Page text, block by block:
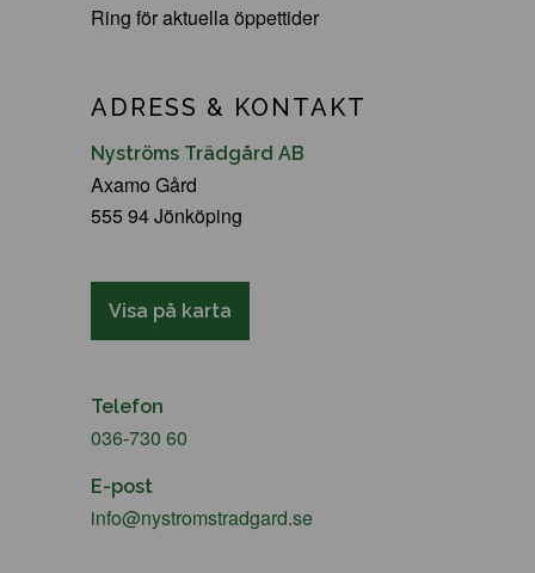
Ring för aktuella öppettider
ADRESS & KONTAKT
Nyströms Trädgård AB
Axamo Gård
555 94 Jönköping
Visa på karta
Telefon
036-730 60
E-post
info@nystromstradgard.se